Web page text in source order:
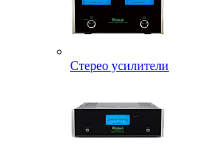
Стерео усилители